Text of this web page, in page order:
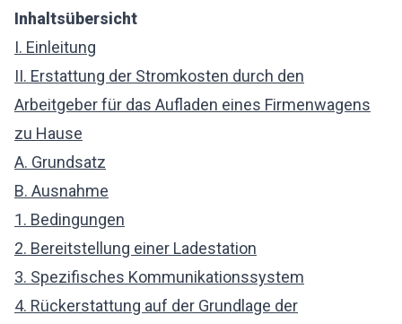
Inhaltsübersicht
I. Einleitung
II. Erstattung der Stromkosten durch den
Arbeitgeber für das Aufladen eines Firmenwagens
zu Hause
A. Grundsatz
B. Ausnahme
1. Bedingungen
2. Bereitstellung einer Ladestation
3. Spezifisches Kommunikationssystem
4. Rückerstattung auf der Grundlage der